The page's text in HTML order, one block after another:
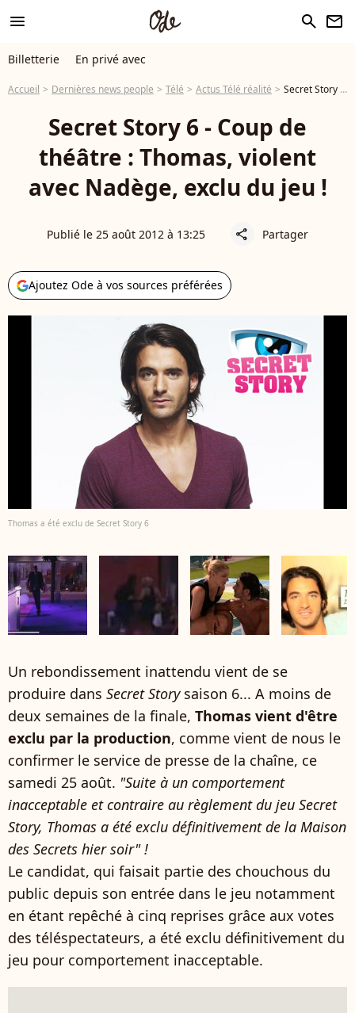
menu search newsletter
Billetterie En privé avec
Accueil Dernières news people Télé Actus Télé réalité Secret Story 6 - Coup de théâtre : Thomas, violent avec Nadège, exclu du jeu !
Secret Story 6 - Coup de
théâtre : Thomas, violent
avec Nadège, exclu du jeu !
Publié le 25 août 2012 à 13:25 share Partager
Ajoutez Ode à vos sources préférées
Thomas a été exclu de Secret Story 6
Un rebondissement inattendu vient de se
produire dans Secret Storysaison 6... A moins de
deux semaines de la finale, Thomas vient d'être
exclu par la production, comme vient de nous le
confirmer le service de presse de la chaîne, ce
samedi 25 août. "Suite à un comportement
inacceptable et contraire au règlement du jeu Secret
Story, Thomas a été exclu définitivement de la Maison
des Secrets hier soir" !
Le candidat, qui faisait partie des chouchous du
public depuis son entrée dans le jeu notamment
en étant repêché à cinq reprises grâce aux votes
des téléspectateurs, a été exclu définitivement du
jeu pour comportement inacceptable.